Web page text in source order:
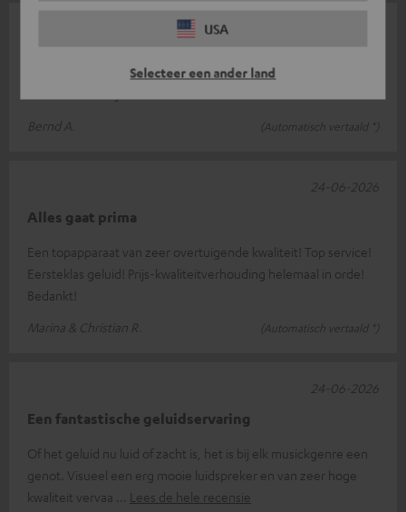
USA
Selecteer een ander land
Bernd A.
(Automatisch vertaald *)
Alles gaat prima
Een topapparaat van zeer overtuigende kwaliteit! Top service!
Eersteklas geluid! Prijs-kwaliteitverhouding helemaal in orde!
Bedankt!
Marina & Christian R.
(Automatisch vertaald *)
24-06-2026
Een fantastische geluidservaring
Of het geluid nu luid of zacht is, het is bij elk musickgenre een
genot. Visueel een erg mooie luidspreker en van zeer hoge
kwaliteit vervaa
Lees de hele recensie
24-06-2026